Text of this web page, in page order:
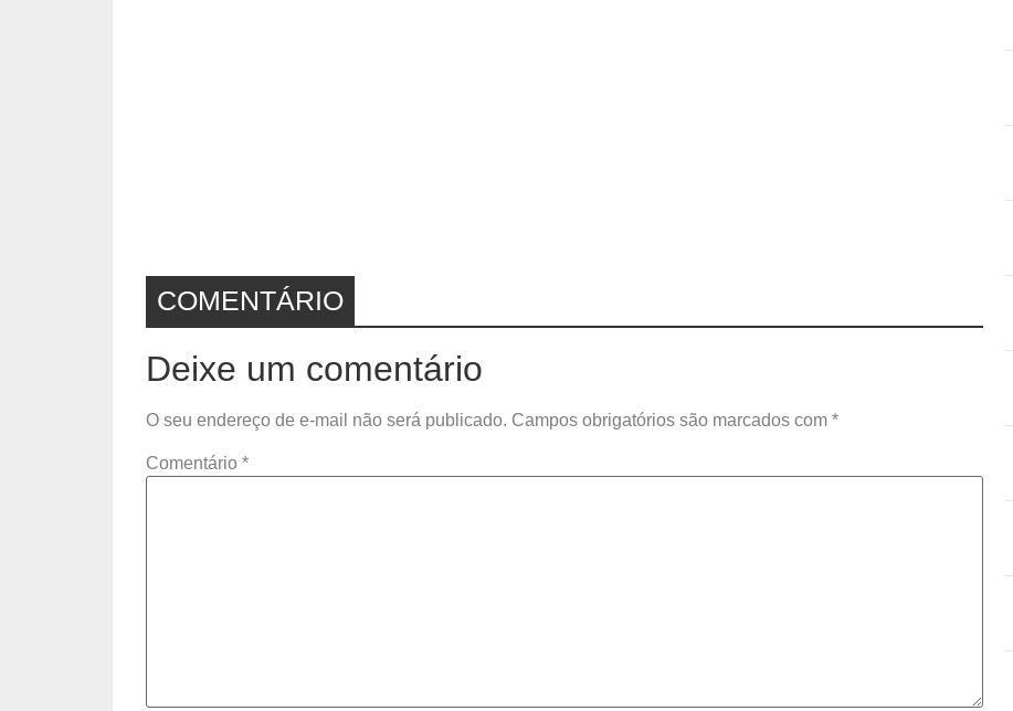
COMENTÁRIO
Deixe um comentário
O seu endereço de e-mail não será publicado. Campos obrigatórios são marcados com *
Comentário *